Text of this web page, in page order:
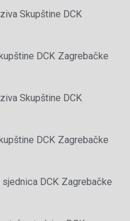
Skupštine DCK
DCK Zagrebačke
Skupštine DCK
DCK Zagrebačke
DCK Zagrebačke